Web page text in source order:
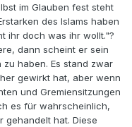
im Glauben fest steht
des Islams haben
ihr doch was ihr wollt."?
dann scheint er sein
haben. Es stand zwar
gewirkt hat, aber wenn
und Gremiensitzungen
es für wahrscheinlich,
gehandelt hat. Diese